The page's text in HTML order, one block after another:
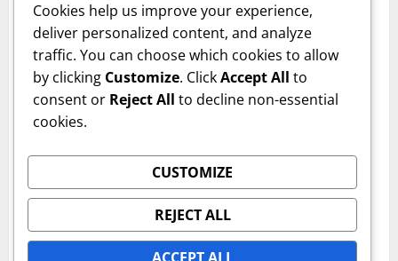
Uncategorized
Zodiile care dau lovitura în august 2026. Bani,
succes și oportunități pentru trei nativi
August 5, 2026
Cookies help us improve your experience,
deliver personalized content, and analyze
traffic. You can choose which cookies to allow
by clicking Customize. ClickAccept All to
consent or Reject All to decline non-essential
cookies.
CUSTOMIZE
REJECT ALL